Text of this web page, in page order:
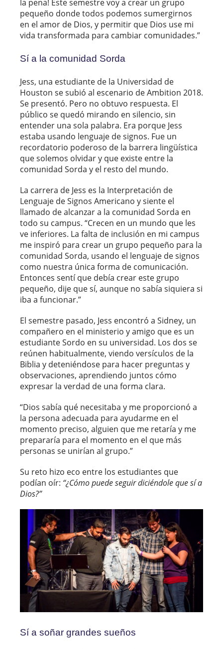
la pena! Este semestre voy a crear un grupo
pequeño donde todos podemos sumergirnos
en el amor de Dios, y permitir que Dios use mi
vida transformada para cambiar comunidades.”
Sí a la comunidad Sorda
Jess, una estudiante de la Universidad de
Houston se subió al escenario de Ambition 2018.
Se presentó. Pero no obtuvo respuesta. El
público se quedó mirando en silencio, sin
entender una sola palabra. Era porque Jess
estaba usando lenguaje de signos. Fue un
recordatorio poderoso de la barrera lingüística
que solemos olvidar y que existe entre la
comunidad Sorda y el resto del mundo.
La carrera de Jess es la Interpretación de
Lenguaje de Signos Americano y siente el
llamado de alcanzar a la comunidad Sorda en
todo su campus. “Crecen en un mundo que les
ve inferiores. La falta de inclusión en mi campus
me inspiró para crear un grupo pequeño para la
comunidad Sorda, usando el lenguaje de signos
como nuestra única forma de comunicación.
Entonces sentí que debía crear este grupo
pequeño, dije que sí, aunque no sabía siquiera si
iba a funcionar.”
El semestre pasado, Jess encontró a Sidney, un
compañero en el ministerio y amigo que es un
estudiante Sordo en su universidad. Los dos se
reúnen habitualmente, viendo versículos de la
Biblia y deteniéndose para hacer preguntas y
observaciones, aprendiendo juntos cómo
expresar la verdad de una forma clara.
“Dios sabía qué necesitaba y me proporcionó a
la persona adecuada para ayudarme en el
momento preciso, alguien que me retaría y me
prepararía para el momento en el que más
personas se unirían al grupo.”
Su reto hizo eco entre los estudiantes que
podían oír: “¿Cómo puede seguir diciéndole que sí a
Dios?”
Sí a soñar grandes sueños